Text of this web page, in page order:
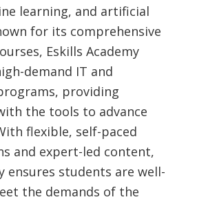
learning, and artificial
for its comprehensive
Eskills Academy
demand IT and
providing
the tools to advance
flexible, self-paced
and expert-led content,
ensures students are well-
the demands of the